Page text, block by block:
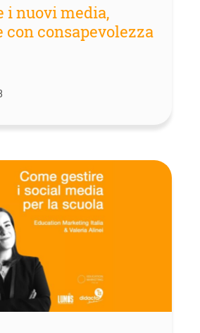
i nuovi media,
con consapevolezza